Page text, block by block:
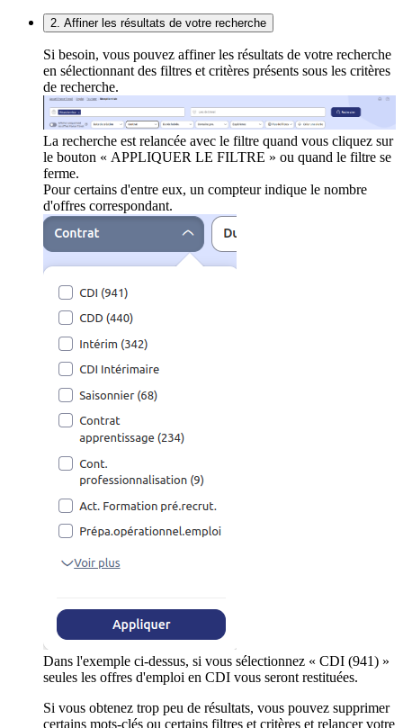
2. Affiner les résultats de votre recherche
Si besoin, vous pouvez affiner les résultats de votre recherche
en sélectionnant des filtres et critères présents sous les critères
de recherche.
La recherche est relancée avec le filtre quand vous cliquez sur
le bouton « APPLIQUER LE FILTRE » ou quand le filtre se
ferme.
Pour certains d'entre eux, un compteur indique le nombre
d'offres correspondant.
Dans l'exemple ci-dessus, si vous sélectionnez « CDI (941) »
seules les offres d'emploi en CDI vous seront restituées.
Si vous obtenez trop peu de résultats, vous pouvez supprimer
certains mots-clés ou certains filtres et critères et relancer votre